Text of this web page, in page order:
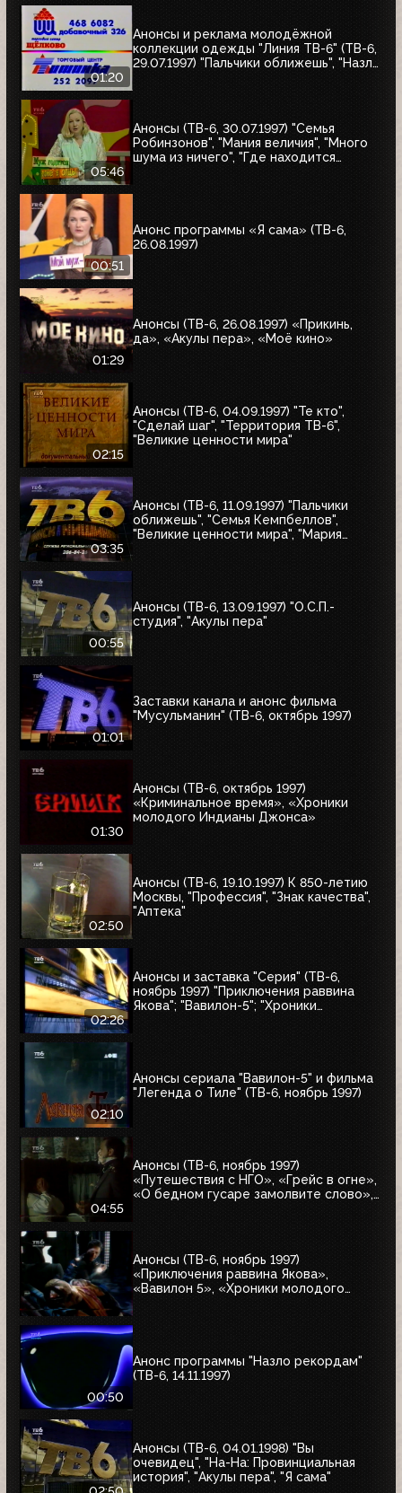
01:20
Анонсы и реклама молодёжной
коллекции одежды "Линия ТВ-6" (ТВ-6,
29.07.1997) "Пальчики оближешь", "Назло
05:46
Анонсы (ТВ-6, 30.07.1997) "Семья
Робинзонов", "Мания величия", "Много
шума из ничего", "Где находится
00:51
Анонс программы «Я сама» (ТВ-6,
26.08.1997)
01:29
Анонсы (ТВ-6, 26.08.1997) «Прикинь,
да», «Акулы пера», «Моё кино»
02:15
Анонсы (ТВ-6, 04.09.1997) "Те кто",
"Сделай шаг", "Территория ТВ-6",
"Великие ценности мира"
03:35
Анонсы (ТВ-6, 11.09.1997) "Пальчики
оближешь", "Семья Кемпбеллов",
"Великие ценности мира", "Мария
00:55
Анонсы (ТВ-6, 13.09.1997) "О.С.П.-
студия", "Акулы пера"
01:01
Заставки канала и анонс фильма
"Мусульманин" (ТВ-6, октябрь 1997)
01:30
Анонсы (ТВ-6, октябрь 1997)
«Криминальное время», «Хроники
молодого Индианы Джонса»
02:50
Анонсы (ТВ-6, 19.10.1997) К 850-летию
Москвы, "Профессия", "Знак качества",
"Аптека"
02:26
Анонсы и заставка "Серия" (ТВ-6,
ноябрь 1997) "Приключения раввина
Якова"; "Вавилон-5"; "Хроники
02:10
Анонсы сериала "Вавилон-5" и фильма
"Легенда о Тиле" (ТВ-6, ноябрь 1997)
04:55
Анонсы (ТВ-6, ноябрь 1997)
«Путешествия с НГО», «Грейс в огне»,
«О бедном гусаре замолвите слово»,
Анонсы (ТВ-6, ноябрь 1997)
«Приключения раввина Якова»,
«Вавилон 5», «Хроники молодого
00:50
Анонс программы "Назло рекордам"
(ТВ-6, 14.11.1997)
Анонсы (ТВ-6, 04.01.1998) "Вы
очевидец", "На-На: Провинциальная
история", "Акулы пера", "Я сама"